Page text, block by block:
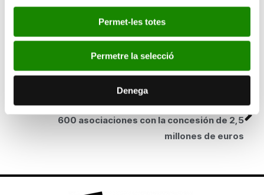
Permet-les totes
Permetre la selecció
Denega
Bancaja respalda los proyectos sociales de
600 asociaciones con la concesión de 2,5
millones de euros
Bancaja inaugura su segunda Aula de
Informática en Elche y eleva a 11 los centros de
su red de formación